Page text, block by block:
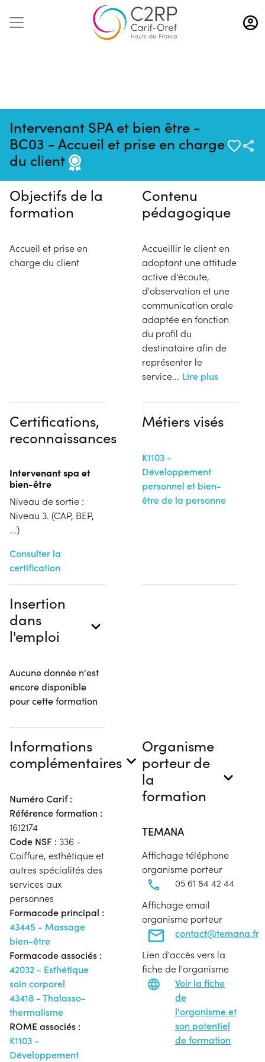
Aller
au
contenu
Intervenant SPA et bien être -
BC03 - Accueil et prise en charge
du client
Pas de session programmée en
ce moment
Objectifs de la
formation
Accueil et prise en
charge du client
Contenu
pédagogique
Accueillir le client en
adoptant une attitude
active d'écoute,
d'observation et une
communication orale
adaptée en fonction
du profil du
destinataire afin de
représenter le
service... Lire plus
Certifications,
reconnaissances
Intervenant spa et
bien-être
Niveau de sortie :
Niveau 3. (CAP, BEP,
...)
Consulter la
certification
Métiers visés
K1103 -
Développement
personnel et bien-
être de la personne
Insertion
dans
l'emploi
Aucune donnée n'est
encore disponible
pour cette formation
Informations
complémentaires
Numéro Carif :
Référence formation :
1612174
Code NSF : 336 -
Coiffure, esthétique et
autres spécialités des
services aux
personnes
Formacode principal :
43445 - Massage
bien-être
Formacode associés :
42032 - Esthétique
soin corporel
43418 - Thalasso-
thermalisme
ROME associés :
K1103 -
Développement
Organisme
porteur de
la
formation
TEMANA
Affichage téléphone
organisme porteur
05 61 84 42 44
Affichage email
organisme porteur
contact@temana.fr
Lien d'accès vers la
fiche de l'organisme
Voir la fiche
de
l'organisme et
son potentiel
de formation